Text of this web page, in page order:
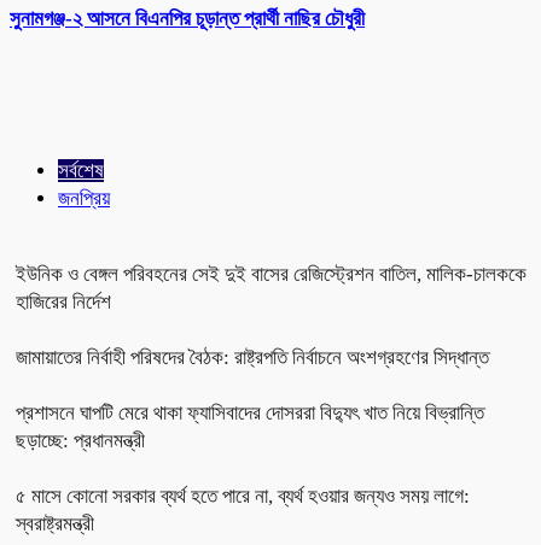
সুনামগঞ্জ-২ আসনে বিএনপির চূড়ান্ত প্রার্থী নাছির চৌধুরী
সর্বশেষ
জনপ্রিয়
ইউনিক ও বেঙ্গল পরিবহনের সেই দুই বাসের রেজিস্ট্রেশন বাতিল, মালিক-চালককে
হাজিরের নির্দেশ
জামায়াতের নির্বাহী পরিষদের বৈঠক: রাষ্ট্রপতি নির্বাচনে অংশগ্রহণের সিদ্ধান্ত
প্রশাসনে ঘাপটি মেরে থাকা ফ্যাসিবাদের দোসররা বিদ্যুৎ খাত নিয়ে বিভ্রান্তি
ছড়াচ্ছে: প্রধানমন্ত্রী
৫ মাসে কোনো সরকার ব্যর্থ হতে পারে না, ব্যর্থ হওয়ার জন্যও সময় লাগে:
স্বরাষ্ট্রমন্ত্রী